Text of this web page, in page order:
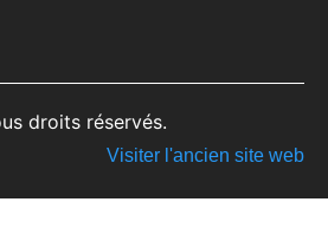
droits réservés.
Visiter l'ancien site web